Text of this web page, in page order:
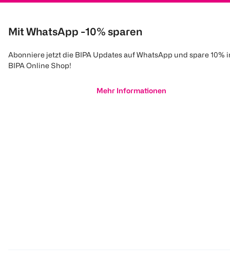
Mit WhatsApp -10% sparen
Abonniere jetzt die BIPA Updates auf WhatsApp und spare 10%
BIPA Online Shop!
Mehr Informationen